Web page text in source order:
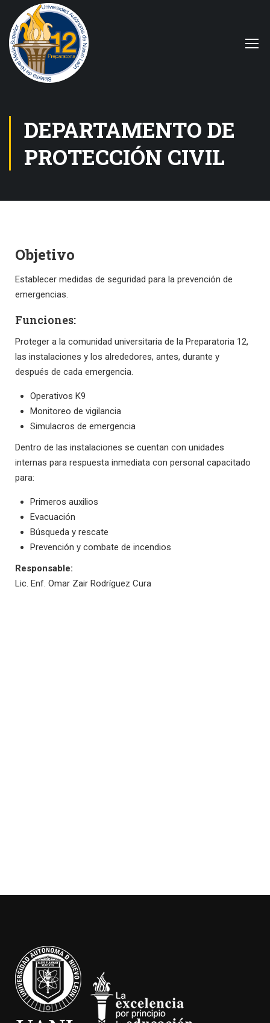
DEPARTAMENTO DE
PROTECCIÓN CIVIL
Objetivo
Establecer medidas de seguridad para la prevención de
emergencias.
Funciones:
Proteger a la comunidad universitaria de la Preparatoria 12,
las instalaciones y los alrededores, antes, durante y
después de cada emergencia.
Operativos K9
Monitoreo de vigilancia
Simulacros de emergencia
Dentro de las instalaciones se cuentan con unidades
internas para respuesta inmediata con personal capacitado
para:
Primeros auxilios
Evacuación
Búsqueda y rescate
Prevención y combate de incendios
Responsable:
Lic. Enf. Omar Zair Rodríguez Cura